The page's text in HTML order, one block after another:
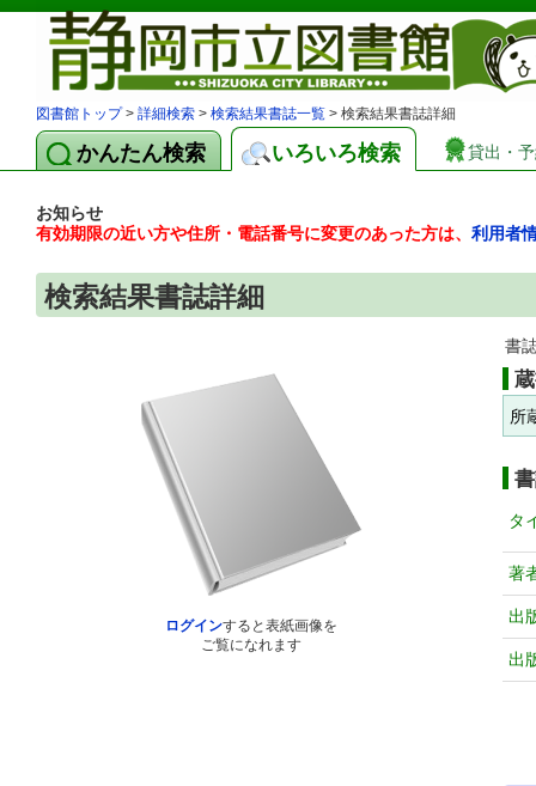
図書館トップ> 詳細検索 > 検索結果書誌一覧 > 検索結果書誌詳細
かんたん検索 いろいろ検索 貸出・
お知らせ
有効期限の近い方や住所・電話番号に変更のあった方は、 利用者
検索結果書誌詳細
ログインすると表紙画像を
ご覧になれます
書
所
タ
著
出
出